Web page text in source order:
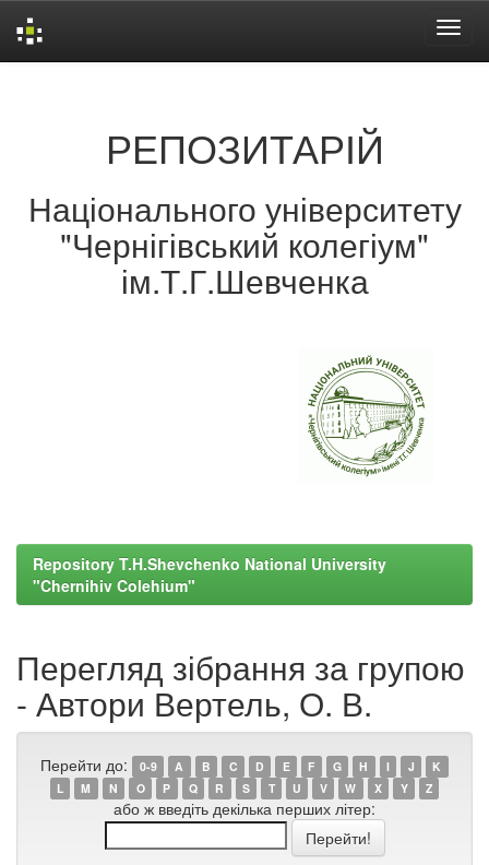
РЕПОЗИТАРІЙ
Національного університету
"Чернігівський колегіум"
ім.Т.Г.Шевченка
Repository T.H.Shevchenko National University
"Chernihiv Colehium"
Перегляд зібрання за групою
- Автори Вертель, О. В.
Перейти до: 0-9 A B C D E F G H I J
K
L
M N O P Q R S T U V W X Y Z
або ж введіть декілька перших літер: